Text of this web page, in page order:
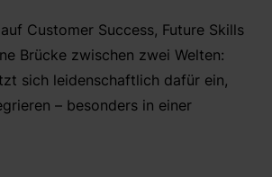
Customer Success, Future Skills
Brücke zwischen zwei Welten:
sich leidenschaftlich dafür ein,
– besonders in einer